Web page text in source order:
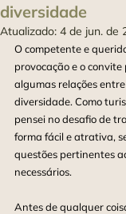
diversidade
Atualizado: 4 de jun. de
O competente e
provocação e o
algumas relações
diversidade. Como
pensei no desafio de
forma fácil e atrativa,
questões pertinentes
necessários.
Antes de qualquer